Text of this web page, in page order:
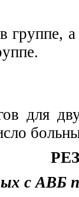
группе,
для
с АВБ